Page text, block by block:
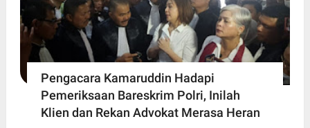
Pengacara Kamaruddin Hadapi
Pemeriksaan Bareskrim Polri, Inilah
Klien dan Rekan Advokat Merasa Heran